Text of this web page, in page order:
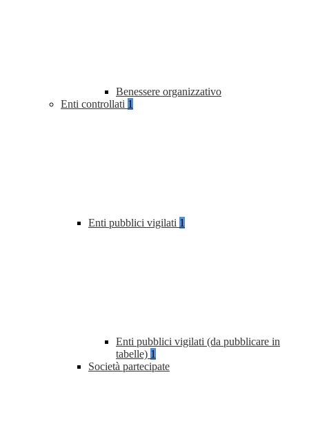
Benessere organizzativo
Enti controllati 1
Enti pubblici vigilati 1
Enti pubblici vigilati (da pubblicare in
tabelle) 1
Società partecipate